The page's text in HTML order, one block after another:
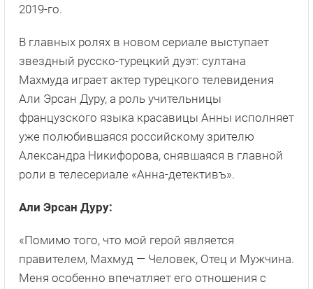
2019-го.
В главных ролях в новом сериале выступает
звездный русско-турецкий дуэт: султана
Махмуда играет актер турецкого телевидения
Али Эрсан Дуру, а роль учительницы
французского языка красавицы Анны исполняет
уже полюбившаяся российскому зрителю
Александра Никифорова, снявшаяся в главной
роли в телесериале «Анна-детективъ».
Али Эрсан Дуру:
«Помимо того, что мой герой является
правителем, Махмуд — Человек, Отец и Мужчина.
Меня особенно впечатляет его отношения с